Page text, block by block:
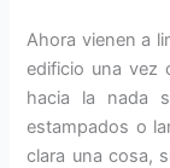
Ahora vienen a
edificio una vez
hacia la nada
estampados o
clara una cosa,